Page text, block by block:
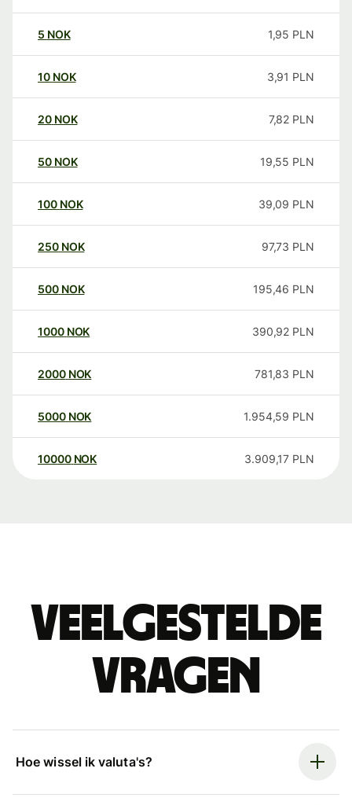
5 NOK 1,95 PLN
10 NOK 3,91 PLN
20 NOK 7,82 PLN
50 NOK 19,55 PLN
100 NOK 39,09 PLN
250 NOK 97,73 PLN
500 NOK 195,46 PLN
1000 NOK 390,92 PLN
2000 NOK 781,83 PLN
5000 NOK 1.954,59 PLN
10000 NOK 3.909,17 PLN
Veelgestelde
vragen
Hoe wissel ik valuta's?